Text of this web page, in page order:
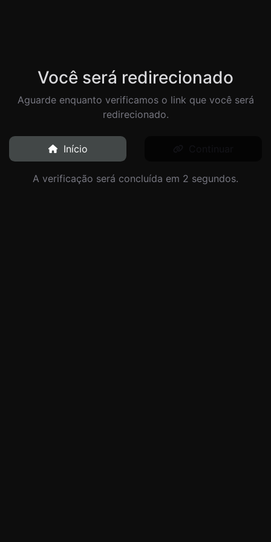
Você será redirecionado
Aguarde enquanto verificamos o link que você será
redirecionado.
Início
A verificação será concluída em 2 segundos.